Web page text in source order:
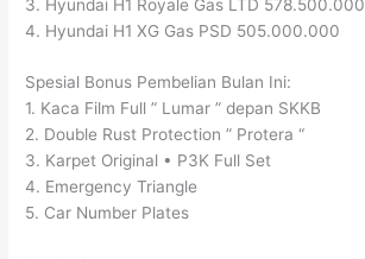
3. Hyundai H1 Royale Gas LTD 578.500.000
4. Hyundai H1 XG Gas PSD 505.000.000
Spesial Bonus Pembelian Bulan Ini:
1. Kaca Film Full ” Lumar ” depan SKKB
2. Double Rust Protection ” Protera “
3. Karpet Original • P3K Full Set
4. Emergency Triangle
5. Car Number Plates